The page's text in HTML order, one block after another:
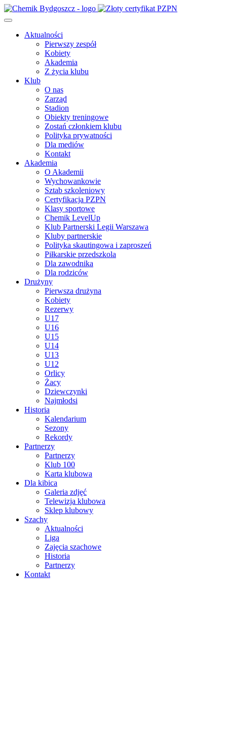
Aktualności
Pierwszy zespół
Kobiety
Akademia
Z życia klubu
Klub
O nas
Zarząd
Stadion
Obiekty treningowe
Zostań członkiem klubu
Polityka prywatności
Dla mediów
Kontakt
Akademia
O Akademii
Wychowankowie
Sztab szkoleniowy
Certyfikacja PZPN
Klasy sportowe
Chemik LevelUp
Klub Partnerski Legii Warszawa
Kluby partnerskie
Polityka skautingowa i zaproszeń
Piłkarskie przedszkola
Dla zawodnika
Dla rodziców
Drużyny
Pierwsza drużyna
Kobiety
Rezerwy
U17
U16
U15
U14
U13
U12
Orlicy
Żacy
Dziewczynki
Najmłodsi
Historia
Kalendarium
Sezony
Rekordy
Partnerzy
Partnerzy
Klub 100
Karta klubowa
Dla kibica
Galeria zdjęć
Telewizja klubowa
Sklep klubowy
Szachy
Aktualności
Liga
Zajęcia szachowe
Historia
Partnerzy
Kontakt